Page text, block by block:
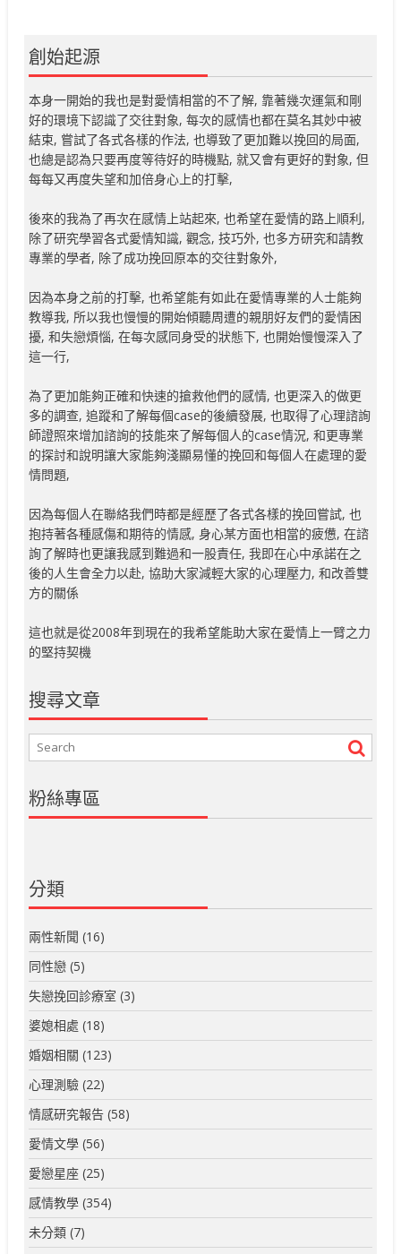
創始起源
本身一開始的我也是對愛情相當的不了解, 靠著幾次運氣和剛
好的環境下認識了交往對象, 每次的感情也都在莫名其妙中被
結束, 嘗試了各式各樣的作法, 也導致了更加難以挽回的局面,
也總是認為只要再度等待好的時機點, 就又會有更好的對象, 但
每每又再度失望和加倍身心上的打擊,
後來的我為了再次在感情上站起來, 也希望在愛情的路上順利,
除了研究學習各式愛情知識, 觀念, 技巧外, 也多方研究和請教
專業的學者, 除了成功挽回原本的交往對象外,
因為本身之前的打擊, 也希望能有如此在愛情專業的人士能夠
教導我, 所以我也慢慢的開始傾聽周遭的親朋好友們的愛情困
擾, 和失戀煩惱, 在每次感同身受的狀態下, 也開始慢慢深入了
這一行,
為了更加能夠正確和快速的搶救他們的感情, 也更深入的做更
多的調查, 追蹤和了解每個case的後續發展, 也取得了心理諮詢
師證照來增加諮詢的技能來了解每個人的case情況, 和更專業
的探討和說明讓大家能夠淺顯易懂的挽回和每個人在處理的愛
情問題,
因為每個人在聯絡我們時都是經歷了各式各樣的挽回嘗試, 也
抱持著各種感傷和期待的情感, 身心某方面也相當的疲憊, 在諮
詢了解時也更讓我感到難過和一股責任, 我即在心中承諾在之
後的人生會全力以赴, 協助大家減輕大家的心理壓力, 和改善雙
方的關係
這也就是從2008年到現在的我希望能助大家在愛情上一臂之力
的堅持契機
搜尋文章
粉絲專區
分類
兩性新聞 (16)
同性戀 (5)
失戀挽回診療室 (3)
婆媳相處 (18)
婚姻相關 (123)
心理測驗 (22)
情感研究報告 (58)
愛情文學 (56)
愛戀星座 (25)
感情教學 (354)
未分類 (7)